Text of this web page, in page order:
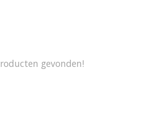
gevonden!